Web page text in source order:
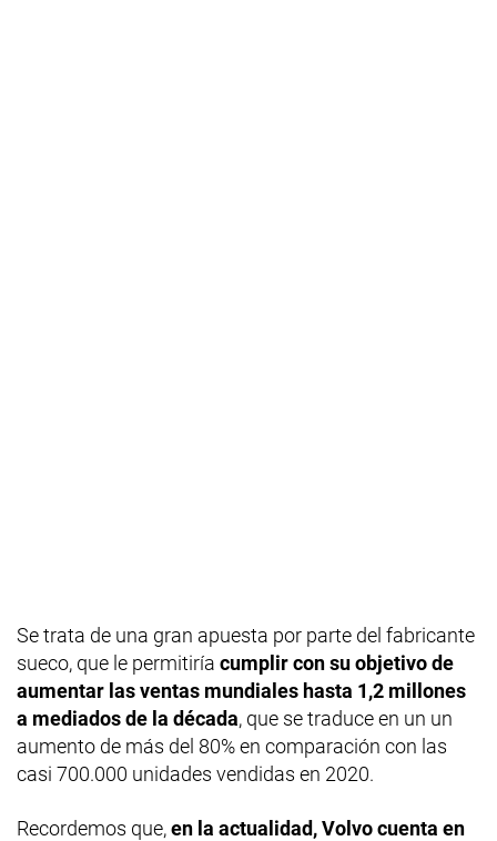
Se trata de una gran apuesta por parte del fabricante
sueco, que le permitiría cumplir con su objetivo de
aumentar las ventas mundiales hasta 1,2 millones
a mediados de la década, que se traduce en un un
aumento de más del 80% en comparación con las
casi 700.000 unidades vendidas en 2020.
Recordemos que,en la actualidad, Volvo cuenta en